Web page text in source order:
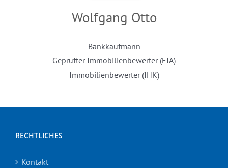
Wolfgang Otto
Bankkaufmann
Geprüfter Immobilienbewerter (EIA)
Immobilienbewerter (IHK)
RECHTLICHES
Kontakt